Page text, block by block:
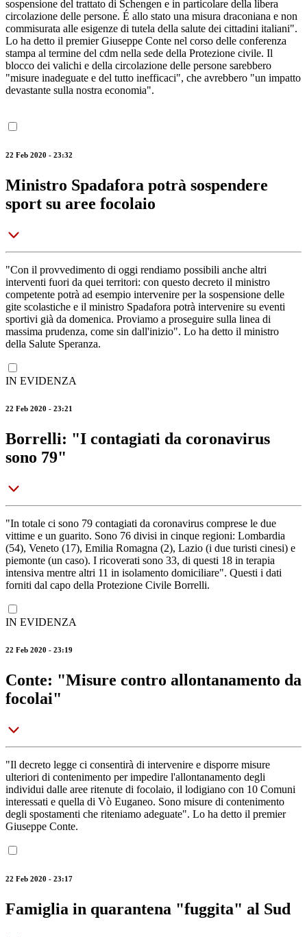
sospensione del trattato di Schengen e in particolare della libera
circolazione delle persone. É allo stato una misura draconiana e non
commisurata alle esigenze di tutela della salute dei cittadini italiani".
Lo ha detto il premier Giuseppe Conte nel corso delle conferenza
stampa al termine del cdm nella sede della Protezione civile. Il
blocco dei valichi e della circolazione delle persone sarebbero
"misure inadeguate e del tutto inefficaci", che avrebbero "un impatto
devastante sulla nostra economia".
22 Feb 2020 - 23:32
Ministro Spadafora potrà sospendere
sport su aree focolaio
"Con il provvedimento di oggi rendiamo possibili anche altri
interventi fuori da quei territori: con questo decreto il ministro
competente potrà ad esempio intervenire per la sospensione delle
gite scolastiche e il ministro Spadafora potrà intervenire su eventi
sportivi già da domenica. Proviamo a proseguire sulla linea di
massima prudenza, come sin dall'inizio". Lo ha detto il ministro
della Salute Speranza.
IN EVIDENZA
22 Feb 2020 - 23:21
Borrelli: "I contagiati da coronavirus
sono 79"
"In totale ci sono 79 contagiati da coronavirus comprese le due
vittime e un guarito. Sono 76 divisi in cinque regioni: Lombardia
(54), Veneto (17), Emilia Romagna (2), Lazio (i due turisti cinesi) e
piemonte (un caso). I ricoverati sono 33, di questi 18 in terapia
intensiva mentre altri 11 in isolamento domiciliare". Questi i dati
forniti dal capo della Protezione Civile Borrelli.
IN EVIDENZA
22 Feb 2020 - 23:19
Conte: "Misure contro allontanamento da
focolai"
"Il decreto legge ci consentirà di intervenire e disporre misure
ulteriori di contenimento per impedire l'allontanamento degli
individui dalle aree ritenute di focolaio, il lodigiano con 10 Comuni
interessati e quella di Vò Euganeo. Sono misure di contenimento
degli spostamenti che riteniamo adeguate". Lo ha detto il premier
Giuseppe Conte.
22 Feb 2020 - 23:17
Famiglia in quarantena "fuggita" al Sud